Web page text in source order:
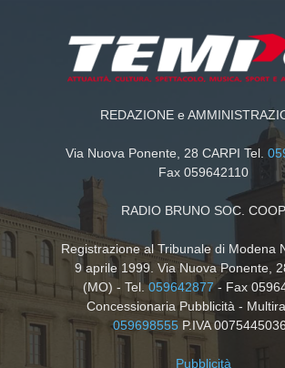
REDAZIONE e
Via Nuova Ponente, 28 CARPI Tel.
Fax 059642110
RADIO BRUNO SOC. COOP
Registrazione al Tribunale di Modena
9 aprile 1999. Via Nuova Ponente,
(MO) - Tel.059642877- Fax
Concessionaria Pubblicità -
059698555 P.IVA
Pubblicità